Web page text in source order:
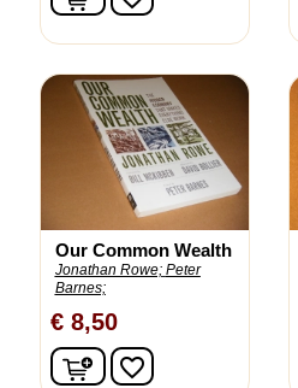
Our Common Wealth
Jonathan Rowe; Peter
Barnes;
€ 8,50
In winkelwagen
favorite_border